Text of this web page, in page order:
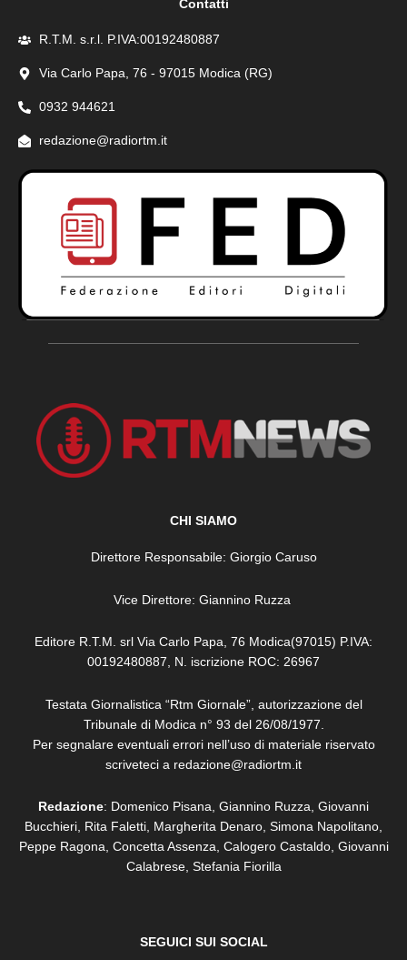
Contatti
R.T.M. s.r.l. P.IVA:00192480887
Via Carlo Papa, 76 - 97015 Modica (RG)
0932 944621
redazione@radiortm.it
CHI SIAMO
Direttore Responsabile: Giorgio Caruso
Vice Direttore: Giannino Ruzza
Editore R.T.M. srl Via Carlo Papa, 76 Modica(97015) P.IVA:
00192480887, N. iscrizione ROC: 26967
Testata Giornalistica “Rtm Giornale”, autorizzazione del
Tribunale di Modica n° 93 del 26/08/1977.
Per segnalare eventuali errori nell’uso di materiale riservato
scriveteci a redazione@radiortm.it
Redazione: Domenico Pisana, Giannino Ruzza, Giovanni
Bucchieri, Rita Faletti, Margherita Denaro, Simona Napolitano,
Peppe Ragona, Concetta Assenza, Calogero Castaldo, Giovanni
Calabrese, Stefania Fiorilla
SEGUICI SUI SOCIAL